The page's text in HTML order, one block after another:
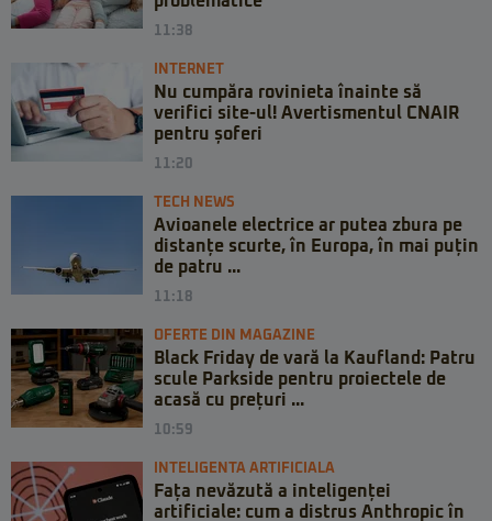
11:38
INTERNET
Nu cumpăra rovinieta înainte să
verifici site-ul! Avertismentul CNAIR
pentru șoferi
11:20
TECH NEWS
Avioanele electrice ar putea zbura pe
distanțe scurte, în Europa, în mai puțin
de patru ...
11:18
OFERTE DIN MAGAZINE
Black Friday de vară la Kaufland: Patru
scule Parkside pentru proiectele de
acasă cu prețuri ...
10:59
INTELIGENTA ARTIFICIALA
Fața nevăzută a inteligenței
artificiale: cum a distrus Anthropic în